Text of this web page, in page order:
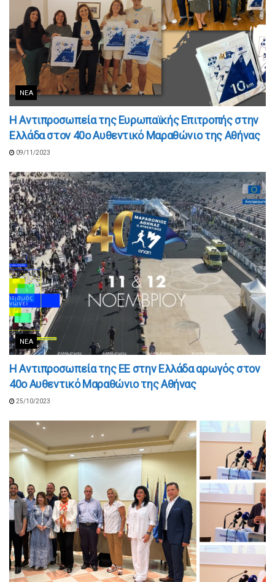
ΝΈΑ
Η Αντιπροσωπεία της Ευρωπαϊκής Επιτροπής στην
Ελλάδα στον 40ο Αυθεντικό Μαραθώνιο της Αθήνας
09/11/2023
ΝΈΑ
H Αντιπροσωπεία της EE στην Ελλάδα αρωγός στον
40ο Αυθεντικό Μαραθώνιο της Αθήνας
25/10/2023